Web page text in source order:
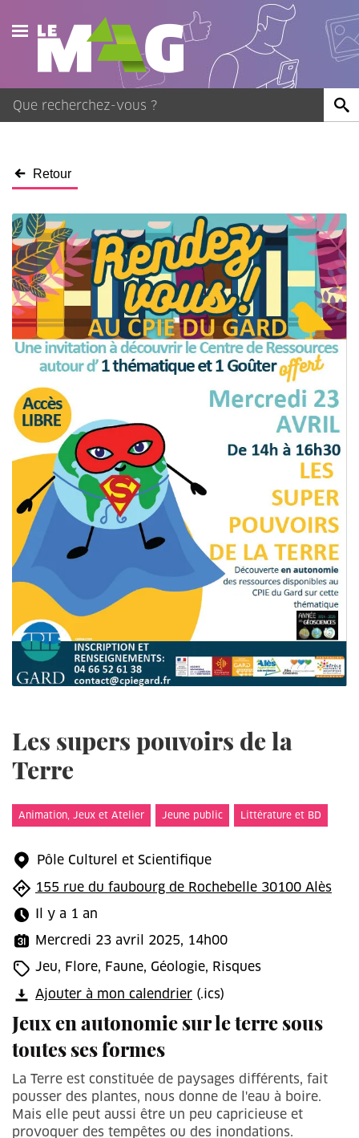
Actualités
Agenda
Contact
Retour
Les supers pouvoirs de la
Terre
Animation, Jeux et Atelier Jeune public Littérature et BD
Pôle Culturel et Scientifique
155 rue du faubourg de Rochebelle 30100 Alès
Il y a 1 an
Mercredi 23 avril 2025, 14h00
Jeu, Flore, Faune, Géologie, Risques
Ajouter à mon calendrier (.ics)
Jeux en autonomie sur le terre sous
toutes ses formes
La Terre est constituée de paysages différents, fait
pousser des plantes, nous donne de l'eau à boire.
Mais elle peut aussi être un peu capricieuse et
provoquer des tempêtes ou des inondations.